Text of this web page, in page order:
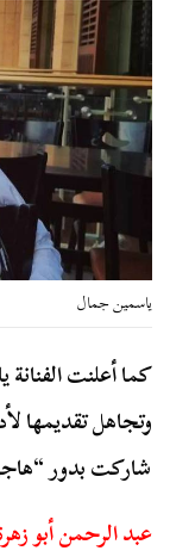
ياسمين جمال
كما أعلنت
وتجاهل تقديمها
شاركت بدور
عبد الرحمن أبو